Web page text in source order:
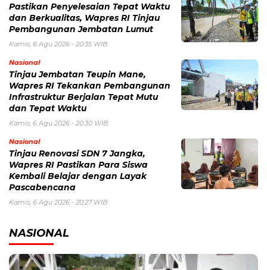
Pastikan Penyelesaian Tepat Waktu
dan Berkualitas, Wapres RI Tinjau
Pembangunan Jembatan Lumut
Kamis, 6 Agu 2026 - 20:35 WIB
Nasional
Tinjau Jembatan Teupin Mane,
Wapres RI Tekankan Pembangunan
Infrastruktur Berjalan Tepat Mutu
dan Tepat Waktu
Kamis, 6 Agu 2026 - 20:30 WIB
Nasional
Tinjau Renovasi SDN 7 Jangka,
Wapres RI Pastikan Para Siswa
Kembali Belajar dengan Layak
Pascabencana
Kamis, 6 Agu 2026 - 20:27 WIB
NASIONAL